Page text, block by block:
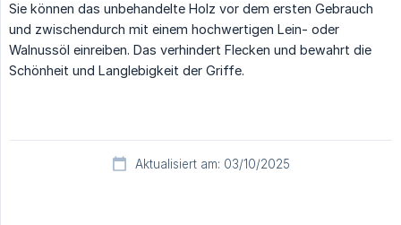
Sie können das unbehandelte Holz vor dem ersten Gebrauch
und zwischendurch mit einem hochwertigen Lein- oder
Walnussöl einreiben. Das verhindert Flecken und bewahrt die
Schönheit und Langlebigkeit der Griffe.
Aktualisiert am: 03/10/2025